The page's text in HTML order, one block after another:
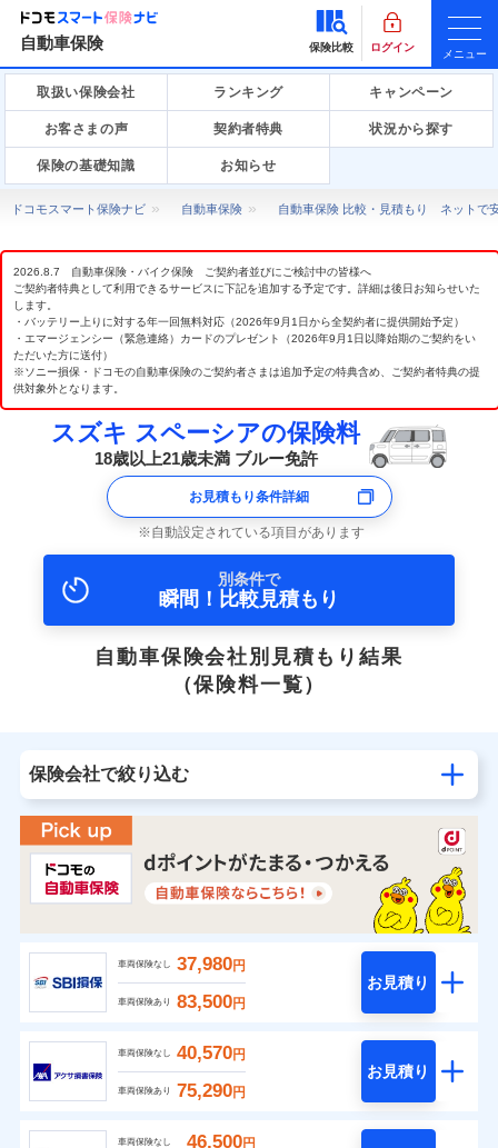
自動車保険 保険比較 ログイン
メニュー
取扱い保険会社 ランキング キャンペーン
お客さまの声 契約者特典 状況から探す
保険の基礎知識 お知らせ
ドコモスマート保険ナビ 自動車保険 自動車保険 比較・見積もり ネットで
2026.8.7 自動車保険・バイク保険 ご契約者並びにご検討中の皆様へ
ご契約者特典として利用できるサービスに下記を追加する予定です。詳細は後日お知らせいた
します。
・バッテリー上りに対する年一回無料対応（2026年9月1日から全契約者に提供開始予定）
・エマージェンシー（緊急連絡）カードのプレゼント（2026年9月1日以降始期のご契約をい
ただいた方に送付）
※ソニー損保・ドコモの自動車保険のご契約者さまは追加予定の特典含め、ご契約者特典の提
供対象外となります。
スズキ スペーシアの保険料
18歳以上21歳未満 ブルー免許
お見積もり条件詳細
自動設定されている項目があります
別条件で
瞬間！比較見積もり
自動車保険会社別見積もり結果
（保険料一覧）
保険会社で絞り込む
車両保険なし 37,980円
車両保険あり 83,500円
お見積り
車両保険なし 40,570円
車両保険あり 75,290円
お見積り
車両保険なし 46,500円